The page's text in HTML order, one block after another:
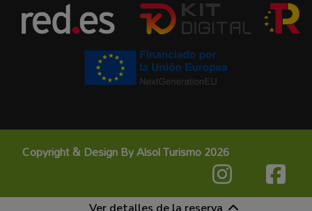
Copyright & Design By Alsol Turismo 2026